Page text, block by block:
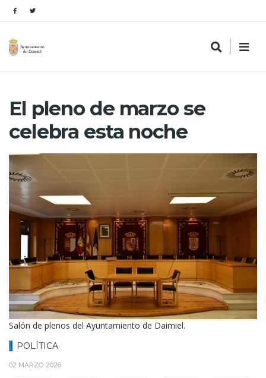
El pleno de marzo se
celebra esta noche
Salón de plenos del Ayuntamiento de Daimiel.
POLÍTICA
02 MARZO 2026